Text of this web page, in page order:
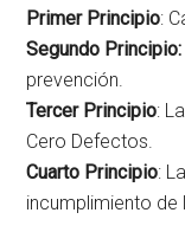
Primer Principio:
Segundo Principio:
prevención.
Tercer Principio:
Cero Defectos.
Cuarto Principio:
incumplimiento de